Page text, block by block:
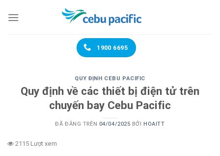
đến
1900 6695
QUY ĐỊNH CEBU PACIFIC
Quy định về các thiết bị điện tử trên
chuyến bay Cebu Pacific
ĐÃ ĐĂNG TRÊN 04/04/2025 BỞI HOAITT
2115 Lượt xem